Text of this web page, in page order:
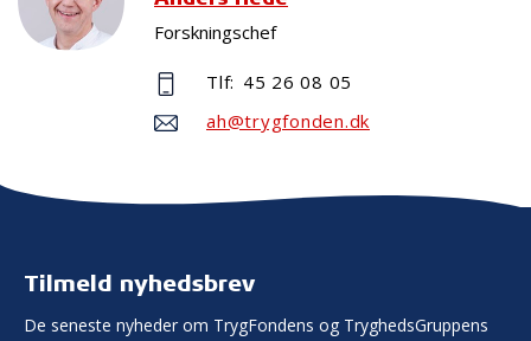
Forskningschef
Tlf: 45 26 08 05
ah@trygfonden.dk
Tilmeld nyhedsbrev
De seneste nyheder om TrygFondens og TryghedsGruppens